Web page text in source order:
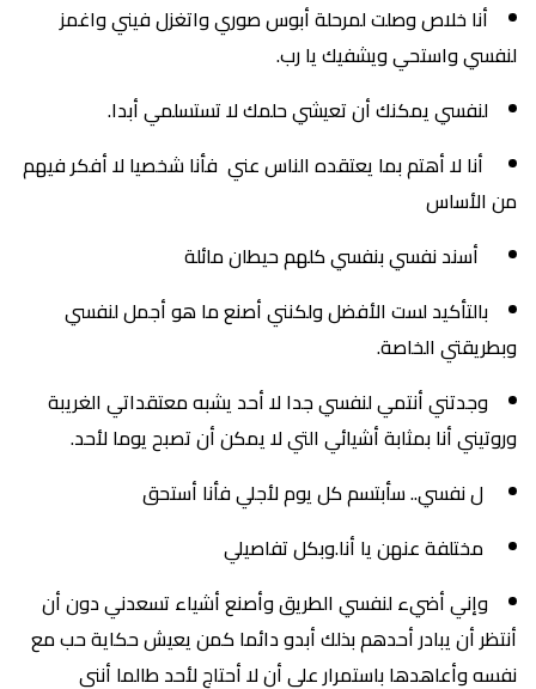
أنا خلاص وصلت لمرحلة أبوس صوري واتغزل فيني واغمز
لنفسي واستحي ويشفيك يا رب.
لنفسي يمكنك أن تعيشي حلمك لا تستسلمي أبدا.
أنا لا أهتم بما يعتقده الناس عني فأنا شخصيا لا أفكر فيهم
من الأساس
أسند نفسي بنفسي كلهم حيطان مائلة
بالتأكيد لست الأفضل ولكنني أصنع ما هو أجمل لنفسي
وبطريقتي الخاصة.
وجدتني أنتمي لنفسي جدا لا أحد يشبه معتقداتي الغريبة
وروتيني أنا بمثابة أشيائي التي لا يمكن أن تصبح يوما لأحد.
ل نفسي.. سأبتسم كل يوم لأجلي فأنا أستحق
مختلفة عنهن يا أنا.وبكل تفاصيلي
وإني أضيء لنفسي الطريق وأصنع أشياء تسعدني دون أن
أنتظر أن يبادر أحدهم بذلك أبدو دائما كمن يعيش حكاية حب مع
نفسه وأعاهدها باستمرار على أن لا أحتاج لأحد طالما أنني